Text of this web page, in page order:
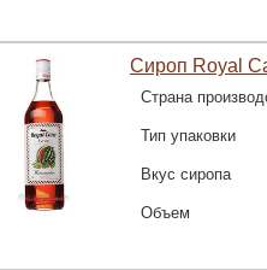
Сироп Royal
Страна
Тип упаковки
Вкус сиропа
Объем